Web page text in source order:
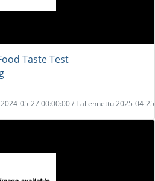
Taste Test
2024-05-27 00:00:00 / Tallennettu 2025-04-25